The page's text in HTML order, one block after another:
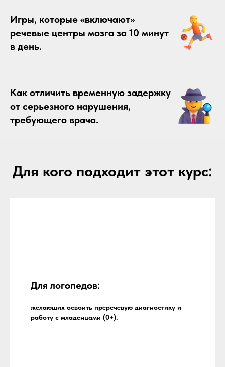
Игры, которые «включают»
речевые центры мозга за 10 минут
в день.
Как отличить временную задержку
от серьезного нарушения,
требующего врача.
Для кого подходит этот курс:
Для логопедов:
желающих освоить преречевую диагностику и
работу с младенцами (0+).